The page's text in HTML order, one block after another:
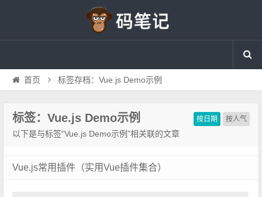
首页 标签存档：Vue.js Demo示例
按日期 按人气
标签：Vue.js Demo示例
以下是与标签“Vue.js Demo示例”相关联的文章
Vue.js常用插件（实用Vue插件集合）